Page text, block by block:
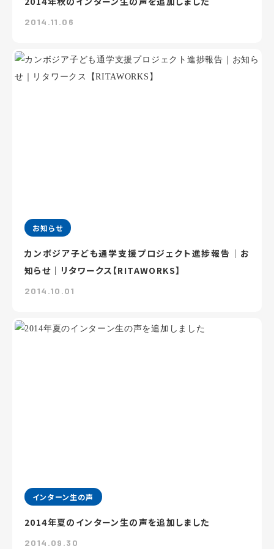
2014.11.06
お知らせ
カンボジア子ども通学支援プロジェクト進捗報告｜お
知らせ｜リタワークス【RITAWORKS】
2014.10.01
インターン生の声
2014年夏のインターン生の声を追加しました
2014.09.30